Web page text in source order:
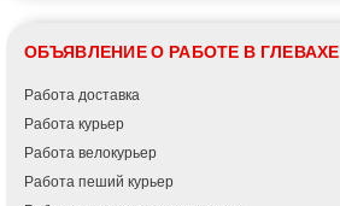
ОБЪЯВЛЕНИЕ О РАБОТЕ В ГЛЕВАХЕ
Работа доставка
Работа курьер
Работа велокурьер
Работа пеший курьер
Фонтанка
Гадяч
Гатное
Глеваха
Горишние Плавни
Гостомель